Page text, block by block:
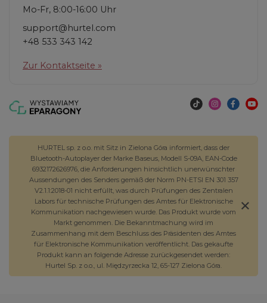
Mo-Fr, 8:00-16:00 Uhr
support@hurtel.com
+48 533 343 142
Zur Kontaktseite »
HURTEL sp. z o.o. mit Sitz in Zielona Góra informiert, dass der
Bluetooth-Autoplayer der Marke Baseus, Modell S-09A, EAN-Code
6932172626976, die Anforderungen hinsichtlich unerwünschter
Aussendungen des Senders gemäß der Norm PN-ETSI EN 301 357
V2.1.1:2018-01 nicht erfüllt, was durch Prüfungen des Zentralen
Labors für technische Prüfungen des Amtes für Elektronische
Kommunikation nachgewiesen wurde. Das Produkt wurde vom
Markt genommen. Die Bekanntmachung wird im
Zusammenhang mit dem Beschluss des Präsidenten des Amtes
für Elektronische Kommunikation veröffentlicht. Das gekaufte
Produkt kann an folgende Adresse zurückgesendet werden:
Hurtel Sp. z o.o., ul. Międzyrzecka 12, 65-127 Zielona Góra.